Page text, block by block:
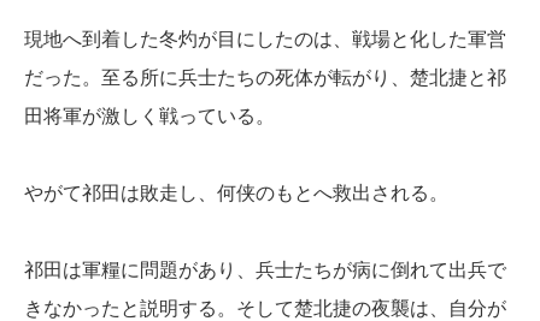
現地へ到着した冬灼が目にしたのは、戦場と化した軍営
だった。至る所に兵士たちの死体が転がり、楚北捷と祁
田将軍が激しく戦っている。
やがて祁田は敗走し、何侠のもとへ救出される。
祁田は軍糧に問題があり、兵士たちが病に倒れて出兵で
きなかったと説明する。そして楚北捷の夜襲は、自分が